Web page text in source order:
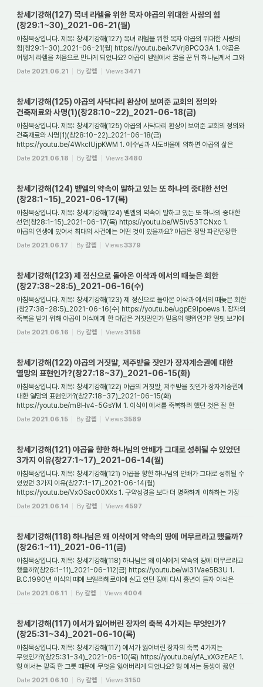
창세기강해(127) 목녀 라헬을 위한 목자 야곱의 위대한 사랑의 힘
(창29:1~30)_2021-06-21(월)
아침묵상입니다. 제목: 창세기강해(127) 목녀 라헬을 위한 목자 야곱의 위대한 사랑의
힘(창29:1~30)_2021-06-21(월) https://youtu.be/k7Vrj8PCQ3A 1. 야곱은
어떻게 라헬을 처음으로 만나게 되었나요? 야곱이 벧엘에서 꿈을 꾼 뒤 하나님께서 그와
함께 하시...
Date 2021.06.21 By갈렙 Views3471
창세기강해(125) 야곱의 사닥다리 환상이 보여준 교회의 정의와
건축재료와 사명(1)(창28:10~22)_2021-06-18(금)
아침묵상입니다. 제목: 창세기강해(125) 야곱의 사닥다리 환상이 보여준 교회의 정의와
건축재료와 사명(1)(창28:10~22)_2021-06-18(금)
https://youtu.be/4WkcIUjpKWM 1. 예수님과 사도바울에 의하면 야곱의 삶은
무엇의 예표인가요? 신약성경에 나오는 예수...
Date 2021.06.18 By갈렙 Views3480
창세기강해(124) 벧엘의 약속이 말하고 있는 또 하나의 중대한 선언
(창28:1~15)_2021-06-17(목)
아침묵상입니다. 제목: 창세기강해(124) 벧엘의 약속이 말하고 있는 또 하나의 중대한
선언(창28:1~15)_2021-06-17(목) https://youtu.be/W5iv53TCNxc 1.
야곱의 인생에 있어서 최대의 사건에는 어떤 것이 있을까요? 야곱은 정말 파란만장한
생애를 살았습니다...
Date 2021.06.17 By갈렙 Views3379
창세기강해(123) 제 정신으로 돌아온 이삭과 에서의 때늦은 회한
(창27:38~28:5)_2021-06-16(수)
아침묵상입니다. 제목: 창세기강해(123) 제 정신으로 돌아온 이삭과 에서의 때늦은 회한
(창27:38~28:5)_2021-06-16(수) https://youtu.be/ugpE9Ipoews 1. 장자의
축복을 받기 위해 야곱이 이삭에게 한 대답은 거짓말인가 믿음의 행위인가? 얼핏 보기에
장자의 ...
Date 2021.06.16 By갈렙 Views3158
창세기강해(122) 야곱의 거짓말, 저주받을 짓인가 장자계승권에 대한
열망의 표현인가?(창27:18~37)_2021-06-15(화)
아침묵상입니다. 제목: 창세기강해(122) 야곱의 거짓말, 저주받을 짓인가 장자계승권에
대한 열망의 표현인가?(창27:18~37)_2021-06-15(화)
https://youtu.be/m8Hv4-5GsYM 1. 이삭이 에서를 축복하려 했던 것은 잘 한
일이었나요? 이삭이 에서를 축복하려 했던...
Date 2021.06.15 By갈렙 Views3589
창세기강해(121) 야곱을 향한 하나님의 안배가 그대로 성취될 수 있었던
3가지 이유(창27:1~17)_2021-06-14(월)
아침묵상입니다. 제목: 창세기강해(121) 야곱을 향한 하나님의 안배가 그대로 성취될 수
있었던 3가지 이유(창27:1~17)_2021-06-14(월)
https://youtu.be/VxOSac00XXs 1. 구약성경을 보다 더 명확하게 이해하는 가장
좋은 방법은 무엇인가요? 구약성경을 보다 ...
Date 2021.06.14 By갈렙 Views 4597
창세기강해(118) 하나님은 왜 이삭에게 약속의 땅에 머무르라고 했을까?
(창26:1~11)_2021-06-11(금)
아침묵상입니다. 제목: 창세기강해(118) 하나님은 왜 이삭에게 약속의 땅에 머무르라고
했을까?(창26:1~11)_2021-06-112(금) https://youtu.be/wI31Vae5B3U 1.
B.C.1990년 이삭의 때에 브엘라헤로이에 살고 있던 땅에 다시 흉년이 들자 이삭은
어떻게 했나요? ...
Date 2021.06.11 By갈렙 Views 4004
창세기강해(117) 에서가 잃어버린 장자의 축복 4가지는 무엇인가?
(창25:31~34)_2021-06-10(목)
아침묵상입니다. 제목: 창세기강해(117) 에서가 잃어버린 장자의 축복 4가지는
무엇인가?(창25:31~34)_2021-06-10(목) https://youtu.be/yfA_xXGzEAE 1.
형 에서는 팥죽 한 그릇 때문에 무엇을 잃어버리게 되었나요? 형 에서는 동생이 끓인
팥죽을 먹기 위해 ...
Date 2021.06.10 By갈렙 Views3150